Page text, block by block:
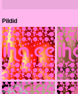
Pildid